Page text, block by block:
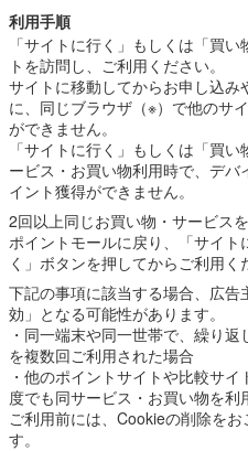
利用手順
「サイトに行く」もしくは「買
トを訪問し、ご利用ください。
サイトに移動してからお申し込
に、同じブラウザ（※）で他のサ
ができません。
「サイトに行く」もしくは「買
ービス・お買い物利用時で、デ
イント獲得ができません。
2回以上同じお買い物・サービス
ポイントモールに戻り、「サイ
く」ボタンを押してからご利用く
下記の事項に該当する場合、広
効」となる可能性があります。
・同一端末や同一世帯で、繰り
を複数回ご利用された場合
・他のポイントサイトや比較サ
度でも同サービス・お買い物を
ご利用前には、Cookieの削除を
す。